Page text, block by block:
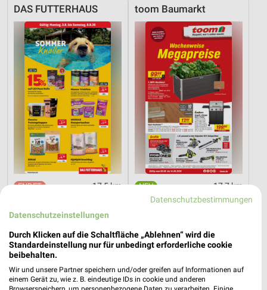
DAS FUTTERHAUS
17,5 km
Noch heute gültig
toom Baumarkt
17,7 km
Angebote ab 08.08.
PENNY XXXLutz
Datenschutzbestimmungen
Datenschutzeinstellungen
Durch Klicken auf die Schaltfläche „Ablehnen“ wird die
Standardeinstellung nur für unbedingt erforderliche cookie
beibehalten.
Wir und unsere Partner speichern und/oder greifen auf Informationen auf
einem Gerät zu, wie z. B. eindeutige IDs in cookie und anderen